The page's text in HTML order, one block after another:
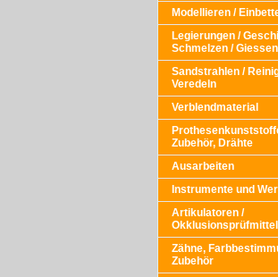
Modellieren /
Legierungen /
Schmelzen /
Sandstrahlen /
Veredeln
Verblendmaterial
Zubehör, Drähte
Ausarbeiten
Instrumente und
Artikulatoren /
Okklusionsprüfmittel
Zähne,
Zubehör